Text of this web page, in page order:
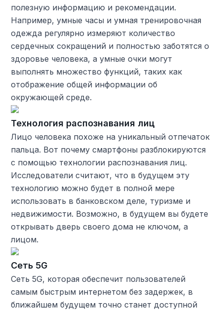
полезную информацию и рекомендации.
Например, умные часы и умная тренировочная
одежда регулярно измеряют количество
сердечных сокращений и полностью заботятся о
здоровье человека, а умные очки могут
выполнять множество функций, таких как
отображение общей информации об
окружающей среде.
Технология распознавания лиц
Лицо человека похоже на уникальный отпечаток
пальца. Вот почему смартфоны разблокируются
с помощью технологии распознавания лиц.
Исследователи считают, что в будущем эту
технологию можно будет в полной мере
использовать в банковском деле, туризме и
недвижимости. Возможно, в будущем вы будете
открывать дверь своего дома не ключом, а
лицом.
Сеть 5G
Сеть 5G, которая обеспечит пользователей
самым быстрым интернетом без задержек, в
ближайшем будущем точно станет доступной